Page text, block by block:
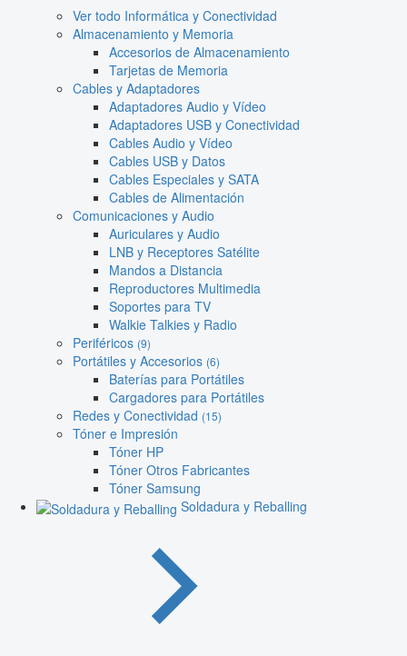
Ver todo Informática y Conectividad
Almacenamiento y Memoria
Accesorios de Almacenamiento
Tarjetas de Memoria
Cables y Adaptadores
Adaptadores Audio y Vídeo
Adaptadores USB y Conectividad
Cables Audio y Vídeo
Cables USB y Datos
Cables Especiales y SATA
Cables de Alimentación
Comunicaciones y Audio
Auriculares y Audio
LNB y Receptores Satélite
Mandos a Distancia
Reproductores Multimedia
Soportes para TV
Walkie Talkies y Radio
Periféricos (9)
Portátiles y Accesorios (6)
Baterías para Portátiles
Cargadores para Portátiles
Redes y Conectividad (15)
Tóner e Impresión
Tóner HP
Tóner Otros Fabricantes
Tóner Samsung
Soldadura y Reballing